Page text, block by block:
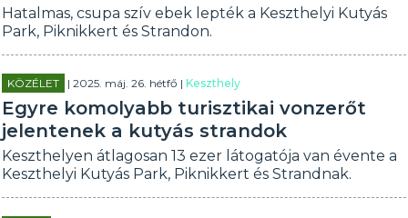
Hatalmas, csupa szív ebek lepték a Keszthelyi Kutyás
Park, Piknikkert és Strandon.
KÖZÉLET | 2025. máj. 26. hétfő |Keszthely
Egyre komolyabb turisztikai vonzerőt
jelentenek a kutyás strandok
Keszthelyen átlagosan 13 ezer látogatója van évente a
Keszthelyi Kutyás Park, Piknikkert és Strandnak.